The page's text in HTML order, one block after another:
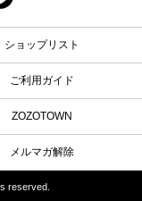
入荷!!!
ンツ再入荷!!!
!!!
ンツ再入荷!!!
再入荷!!!
ショップリスト
ご利用ガイド
ZOZOTOWN
メルマガ解除
reserved.